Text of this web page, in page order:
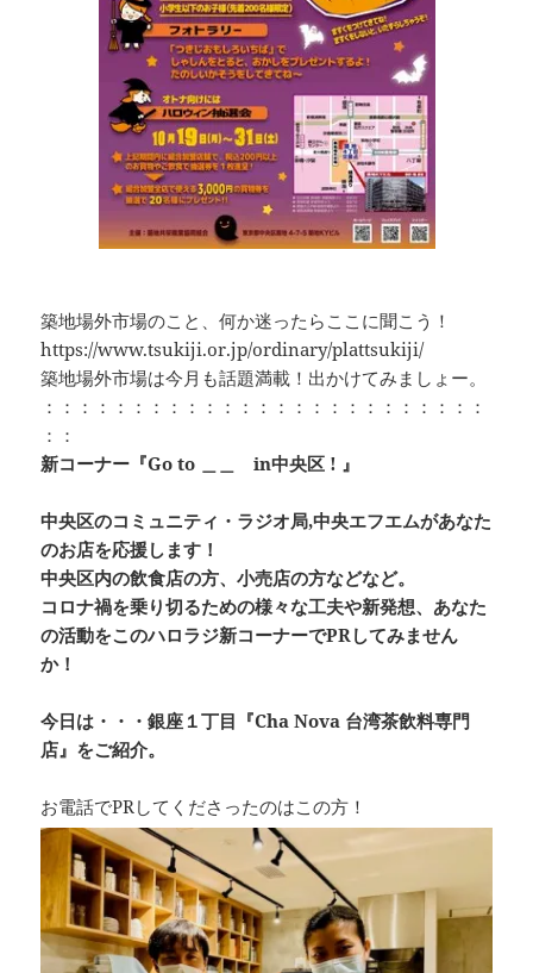
築地場外市場のこと、何か迷ったらここに聞こう！
https://www.tsukiji.or.jp/ordinary/plattsukiji/
築地場外市場は今月も話題満載！出かけてみましょー。
：：：：：：：：：：：：：：：：：：：：：：：：：
：：
新コーナー『Go to ＿＿ in中央区 ! 』
中央区のコミュニティ・ラジオ局,中央エフエムがあなた
のお店を応援します！
中央区内の飲食店の方、小売店の方などなど。
コロナ禍を乗り切るための様々な工夫や新発想、あなた
の活動をこのハロラジ新コーナーでPRしてみません
か！
今日は・・・銀座１丁目『Cha Nova 台湾茶飲料専門
店』をご紹介。
お電話でPRしてくださったのはこの方！